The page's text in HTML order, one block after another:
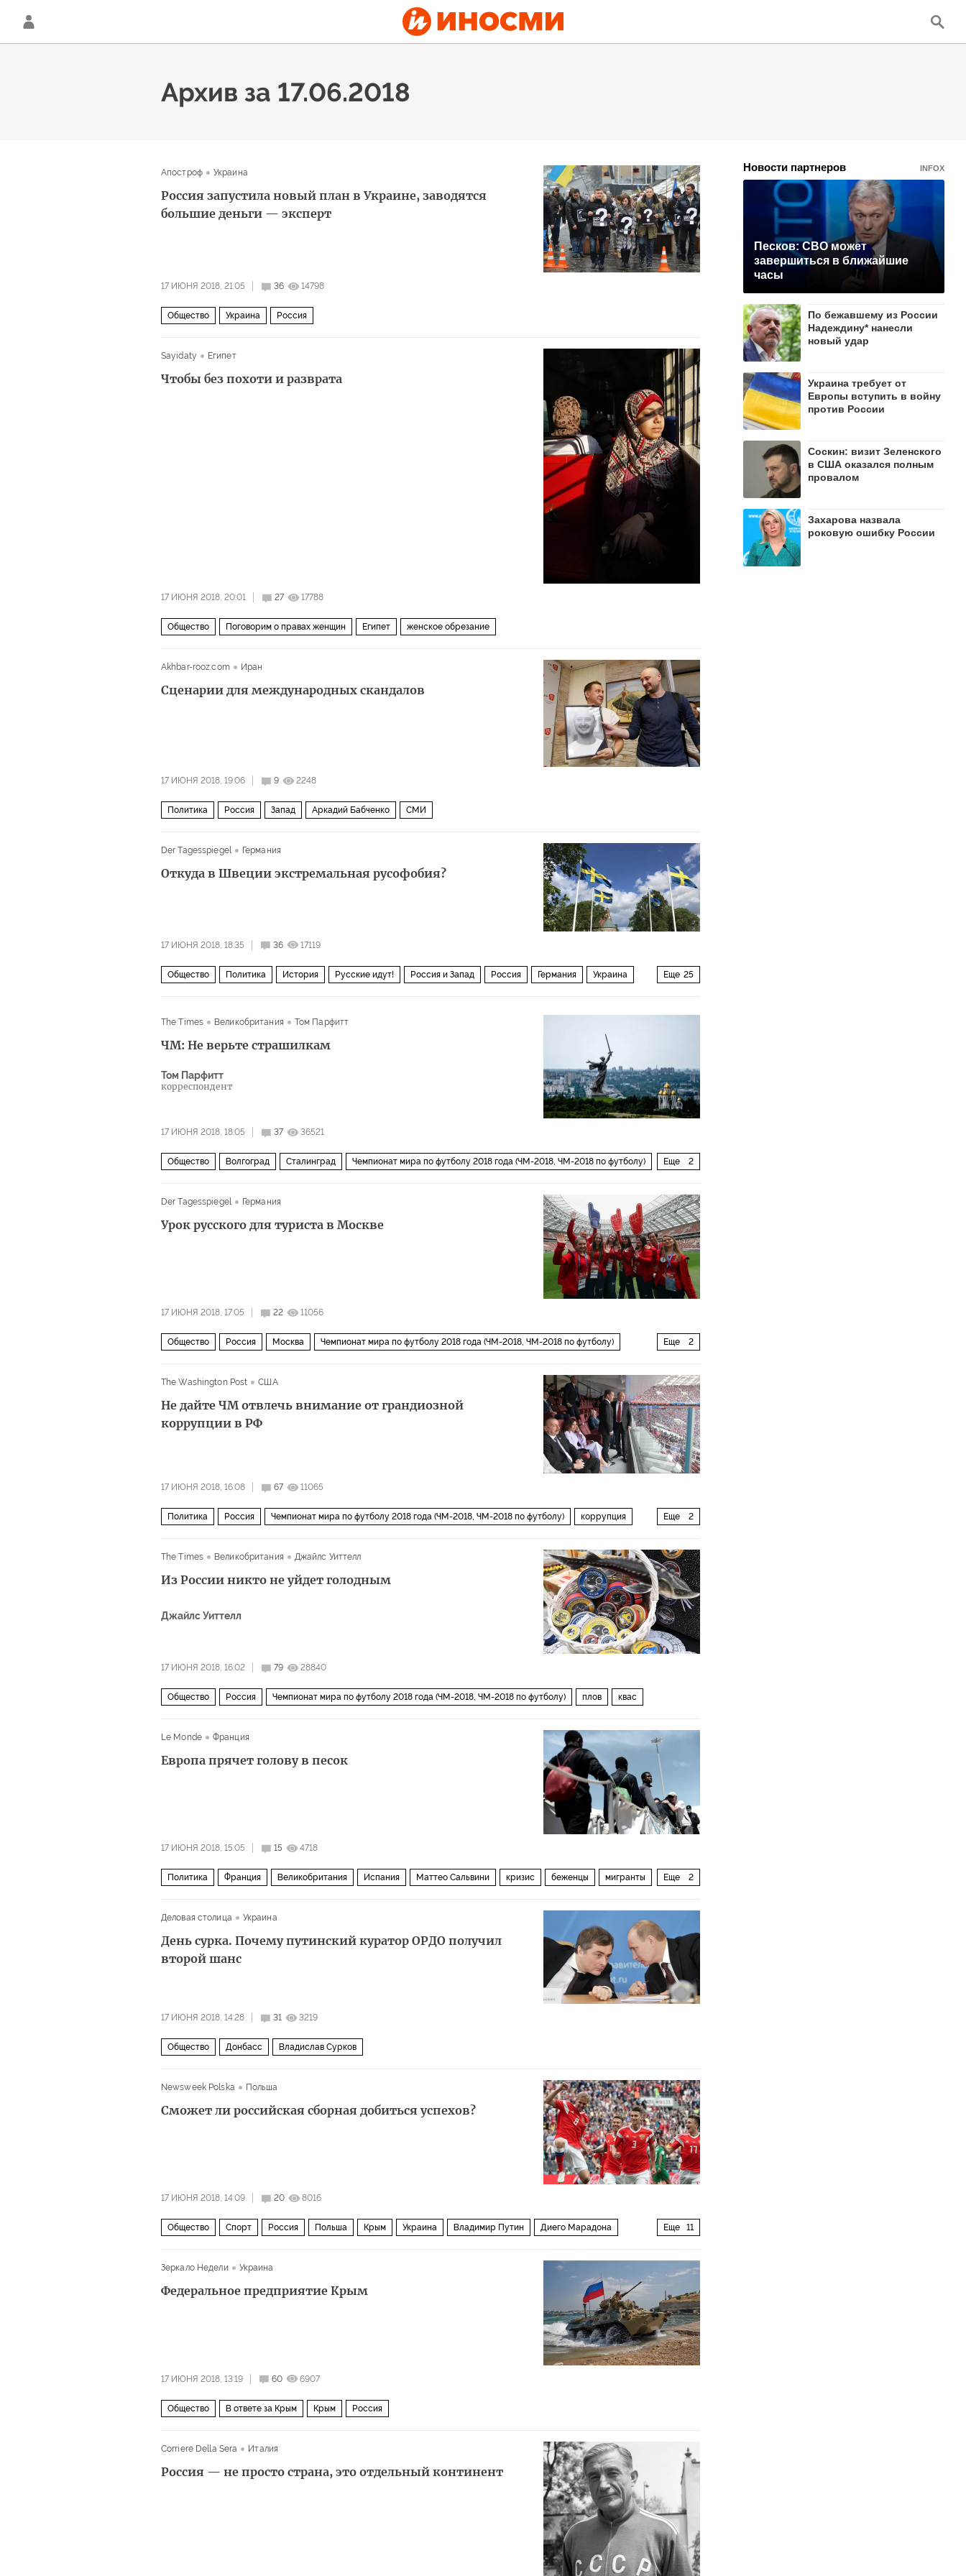
Архив за 17.06.2018
Апостроф Украина
Россия запустила новый план в Украине, заводятся
большие деньги — эксперт
17 ИЮНЯ 2018, 21:05 36 14798
Общество Украина Россия
Sayidaty Египет
Чтобы без похоти и разврата
17 ИЮНЯ 2018, 20:01 27 17788
Общество Поговорим о правах женщин Египет женское обрезание
Akhbar-rooz.com Иран
Сценарии для международных скандалов
17 ИЮНЯ 2018, 19:06 9 2248
Политика Россия Запад Аркадий Бабченко СМИ
Der Tagesspiegel Германия
Откуда в Швеции экстремальная русофобия?
17 ИЮНЯ 2018, 18:35 36 17119
Еще 25
Общество Политика История Русские идут! Россия и Запад Россия Германия Украина
Дональд Трамп Адольф Гитлер Карл XII
Анна Политковская Кирилл Серебренников
Вторая мировая война
The Times Великобритания Том Парфитт
ЧМ: Не верьте страшилкам
Том Парфитт
корреспондент
17 ИЮНЯ 2018, 18:05 37 36521
Еще 2
Общество Волгоград Сталинград Чемпионат мира по футболу 2018 года (ЧМ-2018, ЧМ-2018 по футболу)
Der Tagesspiegel
Германия
Урок русского для туриста в Москве
17 ИЮНЯ 2018, 17:05 22 11056
Еще 2
Общество Россия Москва Чемпионат мира по футболу 2018 года (ЧМ-2018, ЧМ-2018 по футболу)
The Washington Post
США
Не дайте ЧМ отвлечь внимание от грандиозной
коррупции в РФ
17 ИЮНЯ 2018, 16:08 67 11065
Еще 2
Политика Россия Чемпионат мира по футболу 2018 года (ЧМ-2018, ЧМ-2018 по футболу) коррупция
The Times
Великобритания Джайлс Уиттелл
Из России никто не уйдет голодным
Джайлс Уиттелл
17 ИЮНЯ 2018, 16:02 79 28840
Общество Россия Чемпионат мира по футболу 2018 года (ЧМ-2018, ЧМ-2018 по футболу) плов квас
Le Monde Франция
Европа прячет голову в песок
17 ИЮНЯ 2018, 15:05 15 4718
Еще 2
Политика Франция Великобритания Испания Маттео Сальвини кризис беженцы мигранты
Деловая столица
Украина
День сурка. Почему путинский куратор ОРДО получил
второй шанс
17 ИЮНЯ 2018, 14:28 31 3219
Общество Донбасс Владислав Сурков
Newsweek Polska Польша
Сможет ли российская сборная добиться успехов?
17 ИЮНЯ 2018, 14:09 20 8016
Еще 11
Общество Спорт Россия Польша Крым Украина Владимир Путин Диего Марадона
Зеркало Недели Украина
Федеральное предприятие Крым
17 ИЮНЯ 2018, 13:19 60 6907
Общество В ответе за Крым Крым Россия
Corriere Della Sera Италия
Россия — не просто страна, это отдельный континент
Новости партнеров INFOX
Песков: СВО может
завершиться в ближайшие
часы
По бежавшему из России
Надеждину* нанесли
новый удар
Украина требует от
Европы вступить в войну
против России
Соскин: визит Зеленского
в США оказался полным
провалом
Захарова назвала
роковую ошибку России